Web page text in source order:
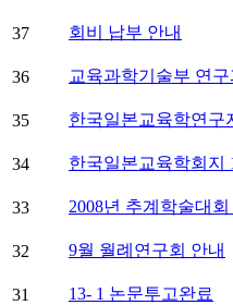
37 회비 납부 안내
36 교육과학기술부 연
35 한국일본교육학연구
34 한국일본교육학회지
33 2008년 추계학술대
32 9월 월례연구회 안내
31 13- 1 논문투고완료